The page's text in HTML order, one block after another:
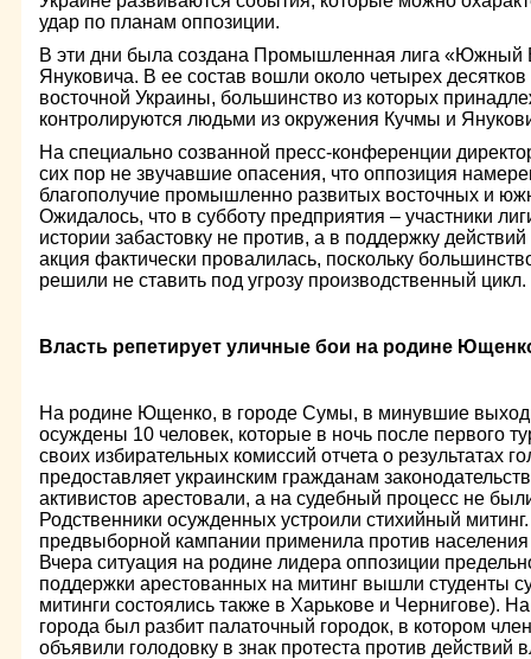
удар по планам оппозиции.
В эти дни была создана Промышленная лига «Южный
Януковича. В ее состав вошли около четырех
восточной Украины, большинство из которых
контролируются людьми из окружения Кучмы и
На специально созванной пресс-конференции
сих пор не звучавшие опасения, что оппозиция
благополучие промышленно развитых восточных и
Ожидалось, что в субботу предприятия – участники
истории забастовку не против, а в поддержку
акция фактически провалилась, поскольку
решили не ставить под угрозу производственный цикл.
Власть репетирует уличные бои на родине
На родине Ющенко, в городе Сумы, в минувшие
осуждены 10 человек, которые в ночь после первого
своих избирательных комиссий отчета о результатах
предоставляет украинским гражданам
активистов арестовали, а на судебный процесс не
Родственники осужденных устроили стихийный
предвыборной кампании применила против населения
Вчера ситуация на родине лидера оппозиции
поддержки арестованных на митинг вышли студенты
митинги состоялись также в Харькове и Чернигове).
города был разбит палаточный городок, в котором
объявили голодовку в знак протеста против действий